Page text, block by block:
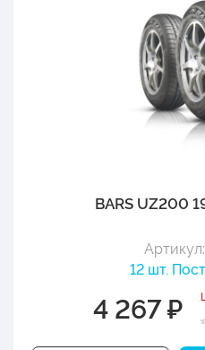
BARS UZ200
12 шт.
4 267 ₽